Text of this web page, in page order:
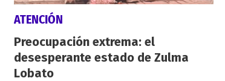
ATENCIÓN
Preocupación extrema: el
desesperante estado de Zulma
Lobato